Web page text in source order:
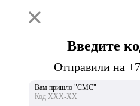
Введите
Отправили на
Вам пришло "СМС"
Код ХХХ-ХХ